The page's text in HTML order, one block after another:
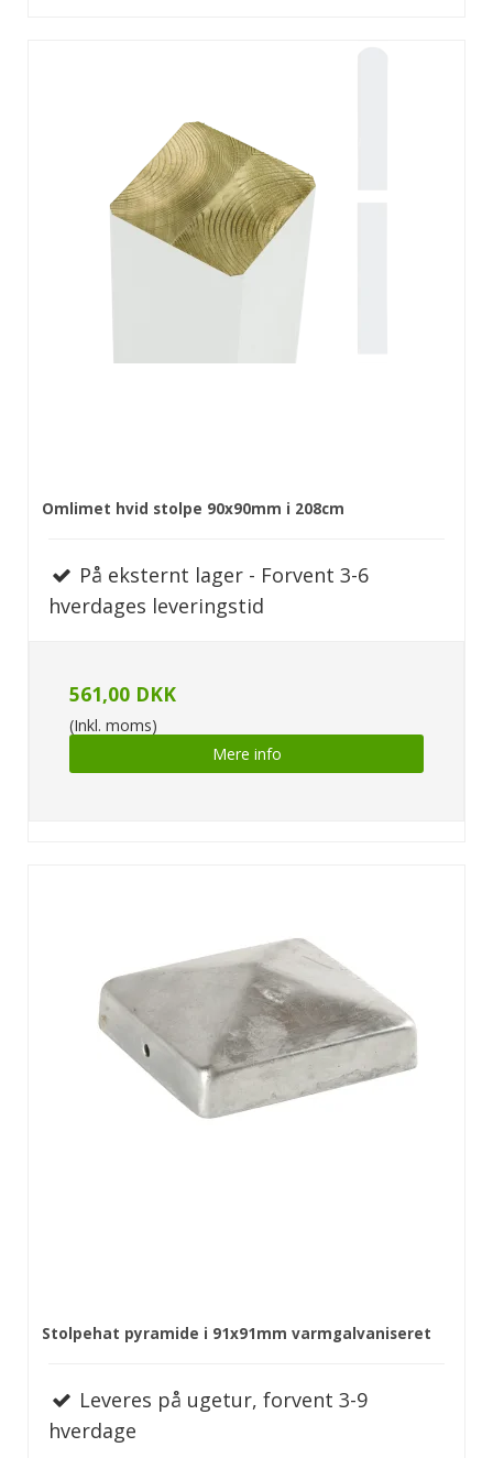
Omlimet hvid stolpe 90x90mm i 208cm
På eksternt lager - Forvent 3-6
hverdages leveringstid
561,00 DKK
(Inkl. moms)
Mere info
Stolpehat pyramide i 91x91mm varmgalvaniseret
Leveres på ugetur, forvent 3-9
hverdage